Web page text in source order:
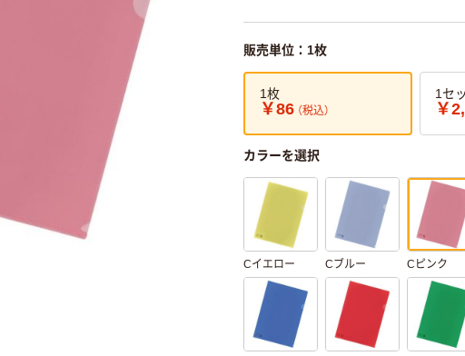
販売単位：1枚
1枚
￥86 （税込）
1セ
￥
カラーを選択
Cイエロー Cブルー Cピンク